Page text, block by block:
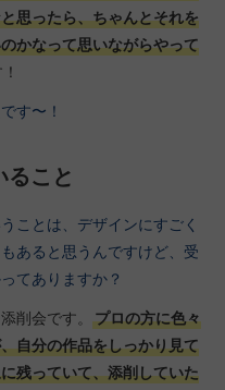
思ったら、ちゃんとそれを
かなって思いながらやって
す〜！
ること
ことは、デザインにすごく
あると思うんですけど、受
てありますか？
削会です。
プロの方に色々
自分の作品をしっかり見て
残っていて、添削していた